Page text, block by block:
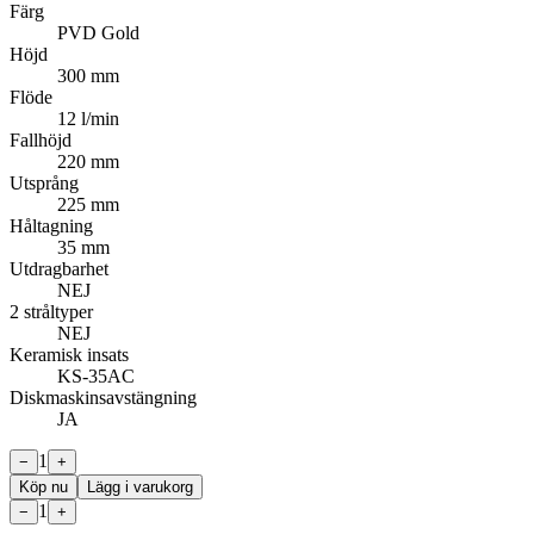
Färg
PVD Gold
Höjd
300 mm
Flöde
12 l/min
Fallhöjd
220 mm
Utsprång
225 mm
Håltagning
35 mm
Utdragbarhet
NEJ
2 stråltyper
NEJ
Keramisk insats
KS-35AC
Diskmaskinsavstängning
JA
− 1
+
Köp nu
Lägg i varukorg
−
1 +